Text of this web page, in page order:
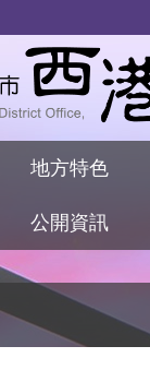
地方特色
公開資訊